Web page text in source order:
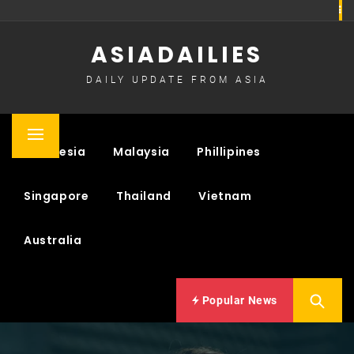
ASIADAILIES
DAILY UPDATE FROM ASIA
Primary
Indonesia Malaysia Phillipines
Singapore Thailand Vietnam
Australia
Popular News